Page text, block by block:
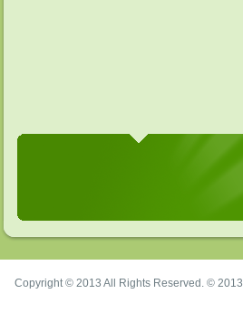
Copyright © 2013 All Rights Reserved. © 2013